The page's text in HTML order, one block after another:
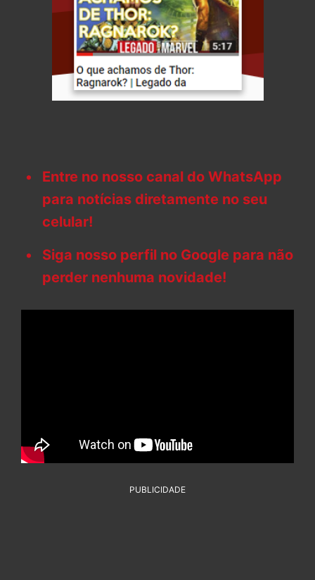
Entre no nosso canal do WhatsApp
para notícias diretamente no seu
celular!
Siga nosso perfil no Google para não
perder nenhuma novidade!
PUBLICIDADE